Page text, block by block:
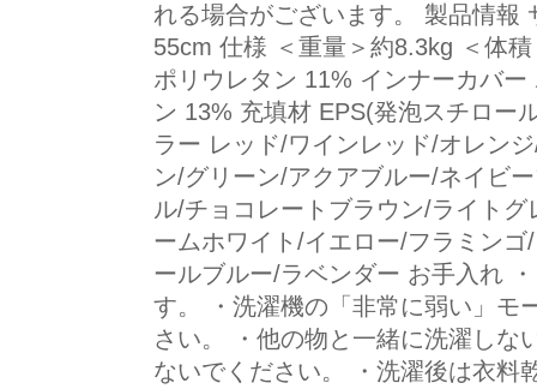
れる場合がございます。 製品情報
55cm 仕様 ＜重量＞約8.3kg ＜体
ポリウレタン 11% インナーカバ
ン 13% 充填材 EPS(発泡スチロー
ラー レッド/ワインレッド/オレン
ン/グリーン/アクアブルー/ネイビ
ル/チョコレートブラウン/ライト
ームホワイト/イエロー/フラミン
ールブルー/ラベンダー お手入れ
す。 ・洗濯機の「非常に弱い」モ
さい。 ・他の物と一緒に洗濯しな
ないでください。 ・洗濯後は衣料